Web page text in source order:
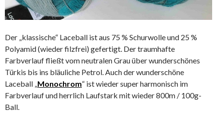
Der „klassische“ Laceball ist aus 75 % Schurwolle und 25 %
Polyamid (wieder filzfrei) gefertigt. Der traumhafte
Farbverlauf fließt vom neutralen Grau über wunderschönes
Türkis bis ins bläuliche Petrol. Auch der wunderschöne
Laceball „Monochrom“ ist wieder super harmonisch im
Farbverlauf und herrlich Laufstark mit wieder 800m / 100g-
Ball.